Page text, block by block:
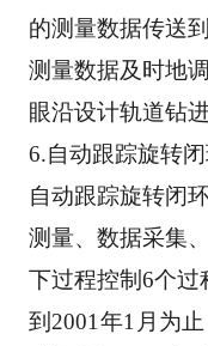
的测量数据传送
测量数据及时地
眼沿设计轨道钻
6.自动跟踪旋转
自动跟踪旋转闭
测量、数据采集
下过程控制6个过
到2001年1月为